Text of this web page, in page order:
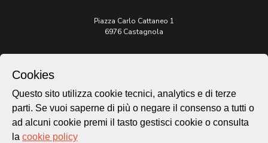
Piazza Carlo Cattaneo 1
6976 Castagnola
patrimonio@lugano.ch
t. +41 58 866 68 50
Sito istituzionale:
Cookies
Questo sito utilizza cookie tecnici, analytics e di terze
parti. Se vuoi saperne di più o negare il consenso a tutti o
ad alcuni cookie premi il tasto gestisci cookie o consulta
la cookie policy